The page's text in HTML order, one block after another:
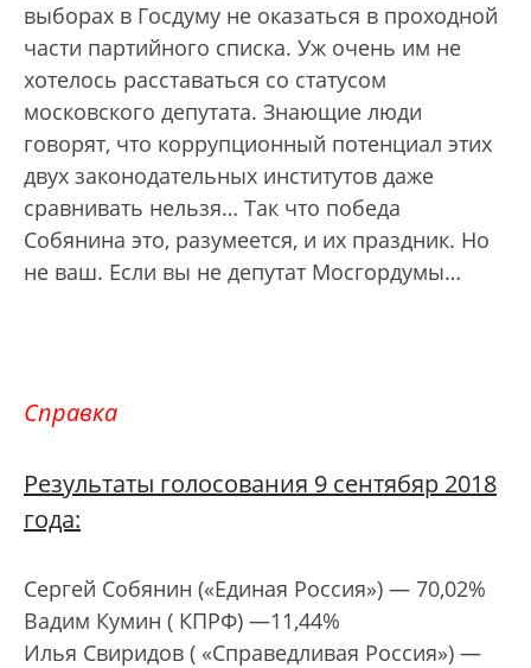
выборах в Госдуму не оказаться в проходной
части партийного списка. Уж очень им не
хотелось расставаться со статусом
московского депутата. Знающие люди
говорят, что коррупционный потенциал этих
двух законодательных институтов даже
сравнивать нельзя… Так что победа
Собянина это, разумеется, и их праздник. Но
не ваш. Если вы не депутат Мосгордумы…
Справка
Результаты голосования 9 сентябяр 2018
года:
Сергей Собянин («Единая Россия») — 70,02%
Вадим Кумин ( КПРФ) —11,44%
Илья Свиридов ( «Справедливая Россия») —